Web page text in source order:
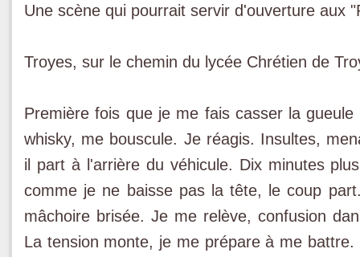
Une scène qui pourrait servir d'ouverture aux
Troyes, sur le chemin du lycée Chrétien de
Première fois que je me fais casser la
whisky, me bouscule. Je réagis. Insultes,
il part à l'arrière du véhicule. Dix minutes
comme je ne baisse pas la tête, le coup
mâchoire brisée. Je me relève, confusion
La tension monte, je me prépare à me